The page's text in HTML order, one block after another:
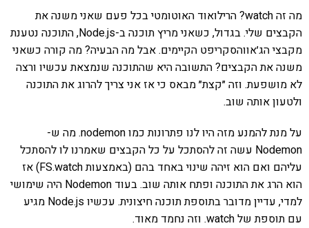
מה זה watch? הרילואוד האוטומטי בכל פעם שאני משנה את
הקבצים שלי. בגדול, כשאני מריץ תוכנה ב-Node.js, התוכנה נטענת
מקבצי הג׳אווהסקריפט הקיימים. אבל מה הבעיה? מה קורה כשאני
משנה את הקבצים? התשובה היא שהתוכנה שנמצאת עכשיו ורצה
לא מושפעת. וזה ״קצת״ מבאס כי אז אני צריך להרוג את התוכנה
ולטעון אותה שוב.
על מנת להמנע מזה היו לנו פתרונות כמו nodemon. מה ש-
Nodemon עשה זה להסתכל על כל הקבצים שאמרנו לו להסתכל
עליהם ואם הוא זיהה שינוי באחד בהם (באמצעות FS.watch) אז
הוא הרג את התוכנה ופתח אותה שוב. בעוד Nodemon היה שימושי
למדי, עדיין מדובר בתוספת תוכנה חיצונית. עכשיו Node.js מגיע
עם תוספת של watch. וזה נחמד מאוד.